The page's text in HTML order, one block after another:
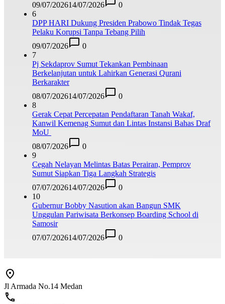
09/07/202614/07/2026
0
6
DPP HARI Dukung Presiden Prabowo Tindak Tegas
Pelaku Korupsi Tanpa Tebang Pilih
09/07/2026
0
7
Pj Sekdaprov Sumut Tekankan Pembinaan
Berkelanjutan untuk Lahirkan Generasi Qurani
Berkarakter
08/07/202614/07/2026
0
8
Gerak Cepat Percepatan Pendaftaran Tanah Wakaf,
Kanwil Kemenag Sumut dan Lintas Instansi Bahas Draf
MoU
08/07/2026
0
9
Cegah Nelayan Melintas Batas Perairan, Pemprov
Sumut Siapkan Tiga Langkah Strategis
07/07/202614/07/2026
0
10
Gubernur Bobby Nasution akan Bangun SMK
Unggulan Pariwisata Berkonsep Boarding School di
Samosir
07/07/202614/07/2026 0
Jl Armada No.14 Medan